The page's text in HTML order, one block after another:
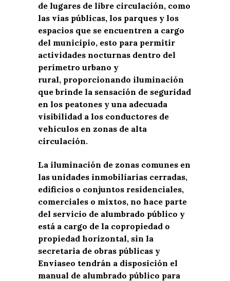
de lugares de libre circulación, como
las vías públicas, los parques y los
espacios que se encuentren a cargo
del municipio, esto para permitir
actividades nocturnas dentro del
perímetro urbano y
rural, proporcionando iluminación
que brinde la sensación de seguridad
en los peatones y una adecuada
visibilidad a los conductores de
vehículos en zonas de alta
circulación.
La iluminación de zonas comunes en
las unidades inmobiliarias cerradas,
edificios o conjuntos residenciales,
comerciales o mixtos, no hace parte
del servicio de alumbrado público y
está a cargo de la copropiedad o
propiedad horizontal, sin la
secretaria de obras públicas y
Enviaseo tendrán a disposición el
manual de alumbrado público para